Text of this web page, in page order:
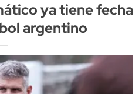
ya tiene fecha
argentino